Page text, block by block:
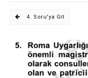
4. Soru'ya Git